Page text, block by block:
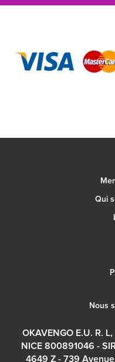
Qui
Nous
OKAVENGO E.U. R.
NICE 800891046 -
4649 Z - 739